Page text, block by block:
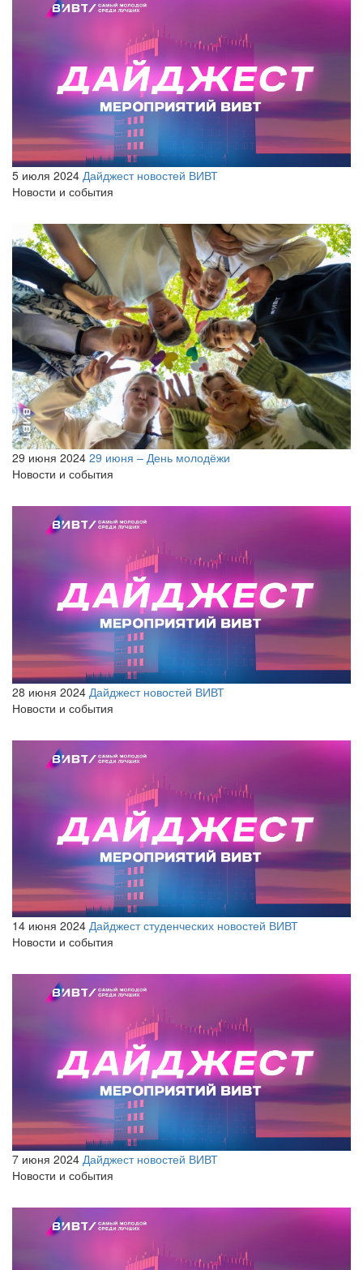
5 июля 2024 Дайджест новостей ВИВТ
Новости и события
29 июня 2024 29 июня – День молодёжи
Новости и события
28 июня 2024 Дайджест новостей ВИВТ
Новости и события
14 июня 2024 Дайджест студенческих новостей ВИВТ
Новости и события
7 июня 2024 Дайджест новостей ВИВТ
Новости и события